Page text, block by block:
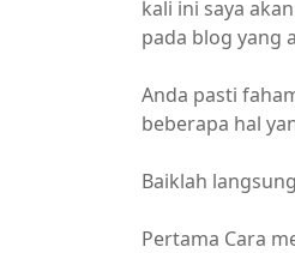
kali ini saya
pada blog yang
Anda pasti
beberapa hal
Baiklah
Pertama Cara